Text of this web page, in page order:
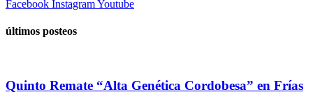
Facebook InstagramYoutube
últimos posteos
Quinto Remate “Alta Genética Cordobesa” en Frías